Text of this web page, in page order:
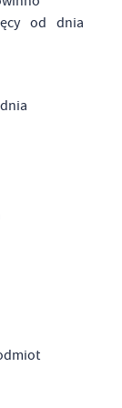
od dnia